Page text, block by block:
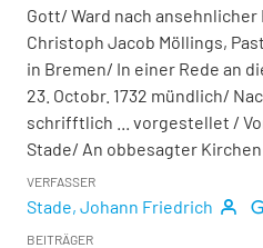
Gott/ Ward nach ansehnlicher
Christoph Jacob Möllings,
in Bremen/ In einer Rede an
23. Octobr. 1732 mündlich/
schrifftlich ... vorgestellet /
Stade/ An obbesagter
VERFASSER
Stade, Johann Friedrich
BEITRÄGER